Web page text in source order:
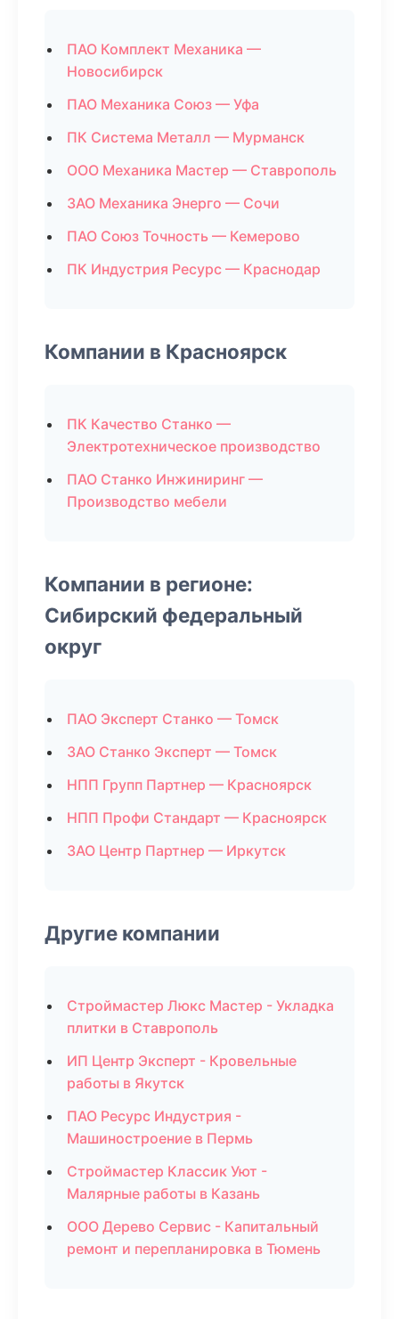
ПАО Комплект Механика —
Новосибирск
ПАО Механика Союз — Уфа
ПК Система Металл — Мурманск
ООО Механика Мастер — Ставрополь
ЗАО Механика Энерго — Сочи
ПАО Союз Точность — Кемерово
ПК Индустрия Ресурс — Краснодар
Компании в Красноярск
ПК Качество Станко —
Электротехническое производство
ПАО Станко Инжиниринг —
Производство мебели
Компании в регионе:
Сибирский федеральный
округ
ПАО Эксперт Станко — Томск
ЗАО Станко Эксперт — Томск
НПП Групп Партнер — Красноярск
НПП Профи Стандарт — Красноярск
ЗАО Центр Партнер — Иркутск
Другие компании
Строймастер Люкс Мастер - Укладка
плитки в Ставрополь
ИП Центр Эксперт - Кровельные
работы в Якутск
ПАО Ресурс Индустрия -
Машиностроение в Пермь
Строймастер Классик Уют -
Малярные работы в Казань
ООО Дерево Сервис - Капитальный
ремонт и перепланировка в Тюмень